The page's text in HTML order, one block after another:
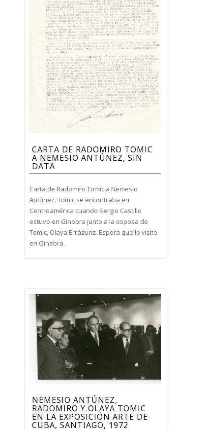
CARTA DE RADOMIRO TOMIC
A NEMESIO ANTÚNEZ, SIN
DATA
Carta de Radomiro Tomic a Nemesio
Antúnez. Tomic se encontraba en
Centroamérica cuando Sergio Castillo
estuvo en Ginebra junto a la esposa de
Tomic, Olaya Errázuriz. Espera que lo visite
en Ginebra.
NEMESIO ANTÚNEZ,
RADOMIRO Y OLAYA TOMIC
EN LA EXPOSICIÓN ARTE DE
CUBA, SANTIAGO, 1972